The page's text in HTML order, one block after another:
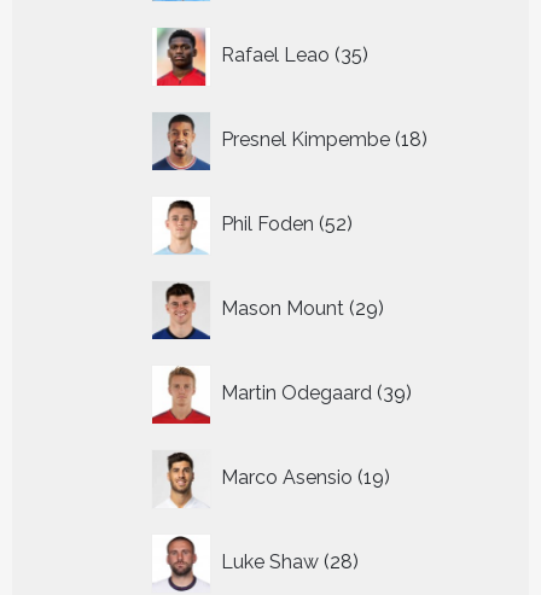
Rafael Leao 35
producten
Presnel Kimpembe 18
producten
Phil Foden 52
producten
Mason Mount 29
producten
Martin Odegaard 39
producten
Marco Asensio 19
producten
Luke Shaw 28
producten